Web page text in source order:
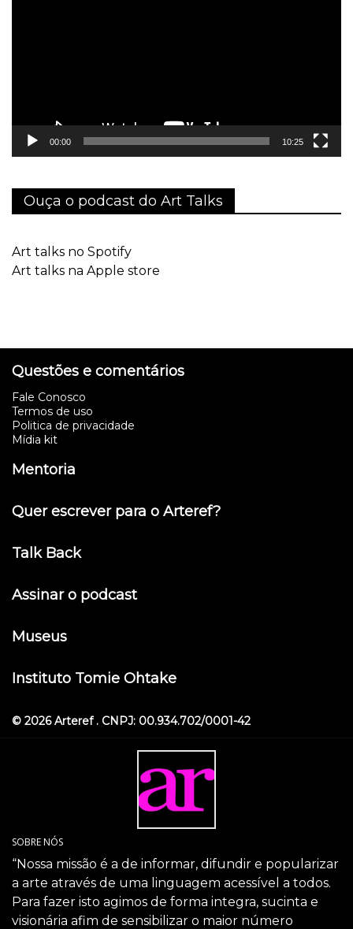
00:00 10:25
Ouça o podcast do Art Talks
Art talks no Spotify
Art talks na Apple store
Questões e comentários
Fale Conosco
Termos de uso
Politica de privacidade
Mídia kit
Mentoria
Quer escrever para o Arteref?
Talk Back
Assinar o podcast
Museus
Instituto Tomie Ohtake
© 2026 Arteref . CNPJ: 00.934.702/0001-42
SOBRE NÓS
“Nossa missão é a de informar, difundir e popularizar
a arte através de uma linguagem acessível a todos.
Para fazer isto agimos de forma integra, sucinta e
visionária afim de sensibilizar o maior número